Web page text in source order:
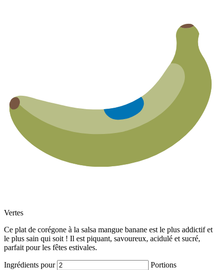
Vertes
Ce plat de corégone à la salsa mangue banane est le plus addictif et
le plus sain qui soit ! Il est piquant, savoureux, acidulé et sucré,
parfait pour les fêtes estivales.
Ingrédients pour Portions